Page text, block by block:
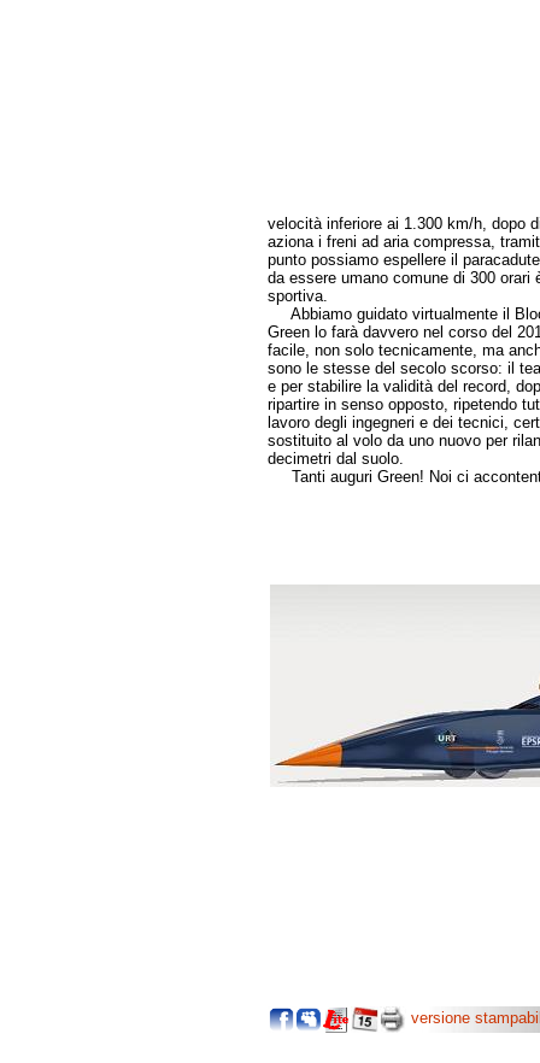
velocità inferiore ai 1.300 km/h, dopo
aziona i freni ad aria compressa,
punto possiamo espellere il
da essere umano comune di 300 orari
sportiva.
Abbiamo guidato virtualmente il
Green lo farà davvero nel corso del
facile, non solo tecnicamente, ma
sono le stesse del secolo scorso: il
e per stabilire la validità del record,
ripartire in senso opposto, ripetendo
lavoro degli ingegneri e dei tecnici,
sostituito al volo da uno nuovo per
decimetri dal suolo.
Tanti auguri Green! Noi ci
versione